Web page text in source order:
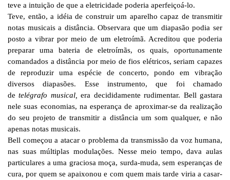
teve a intuição de que a eletricidade poderia aperfeiçoá-lo.
Teve, então, a idéia de construir um aparelho capaz de transmitir
notas musicais a distância. Observara que um diapasão podia ser
posto a vibrar por meio de um eletroímã. Acreditou que poderia
preparar uma bateria de eletroímãs, os quais, oportunamente
comandados a distância por meio de fios elétricos, seriam capazes
de reproduzir uma espécie de concerto, pondo em vibração
diversos diapasões. Esse instrumento, que foi chamado
detelégrafo musical,
era decididamente rudimentar. Bell gastara
nele suas economias, na esperança de aproximar-se da realização
do seu projeto de transmitir a distância um som qualquer, e não
apenas notas musicais.
Bell começou a atacar o problema da transmissão da voz humana,
nas suas múltiplas modulações. Nesse meio tempo, dava aulas
particulares a uma graciosa moça, surda-muda, sem esperanças de
cura, por quem se apaixonou e com quem mais tarde viria a casar-